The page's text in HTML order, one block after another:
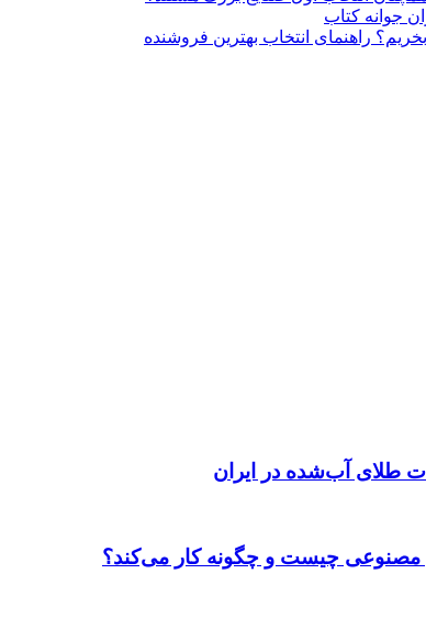
جوانه کتاب
راهنمای انتخاب بهترین فروشنده
طلای آب‌شده در ایران
مصنوعی چیست و چگونه کار می‌کند؟